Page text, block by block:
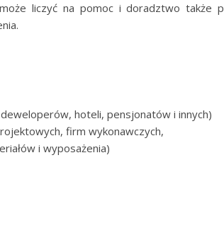
liczyć na pomoc i doradztwo także
hoteli, pensjonatów i innych)
firm wykonawczych,
i wyposażenia)